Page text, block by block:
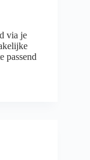
via je
passend